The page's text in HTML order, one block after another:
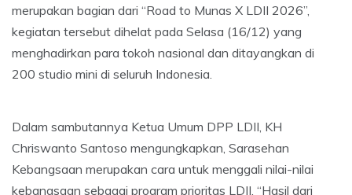
merupakan bagian dari “Road to Munas X LDII 2026”,
kegiatan tersebut dihelat pada Selasa (16/12) yang
menghadirkan para tokoh nasional dan ditayangkan di
200 studio mini di seluruh Indonesia.
Dalam sambutannya Ketua Umum DPP LDII, KH
Chriswanto Santoso mengungkapkan, Sarasehan
Kebangsaan merupakan cara untuk menggali nilai-nilai
kebangsaan sebagai program prioritas LDII. “Hasil dari